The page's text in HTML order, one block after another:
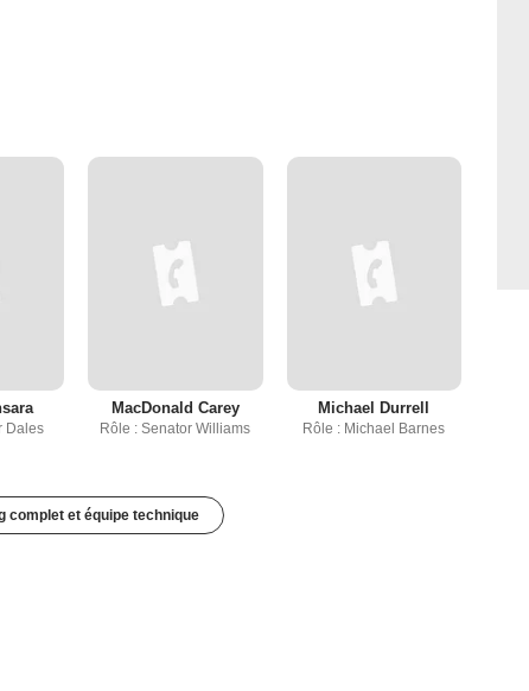
Dales
MacDonald Carey
Rôle : Senator Williams
Michael Durrell
Rôle : Michael Barnes
complet et équipe technique